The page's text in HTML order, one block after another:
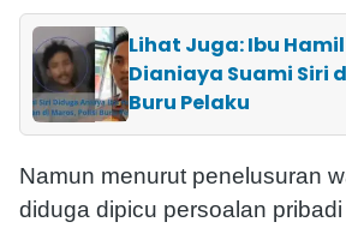
Lihat Juga: Ibu
Dianiaya Suami Siri
Buru Pelaku
Namun menurut penelusuran
diduga dipicu persoalan